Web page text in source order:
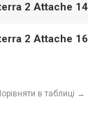
2 Attache 14
2 Attache 16
в таблиці →